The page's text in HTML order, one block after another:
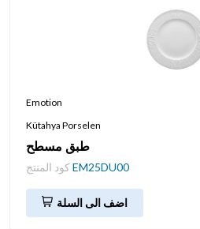
Emotion
Kütahya Porselen
طبق مسطح
EM25DU00
اضف الى السلة